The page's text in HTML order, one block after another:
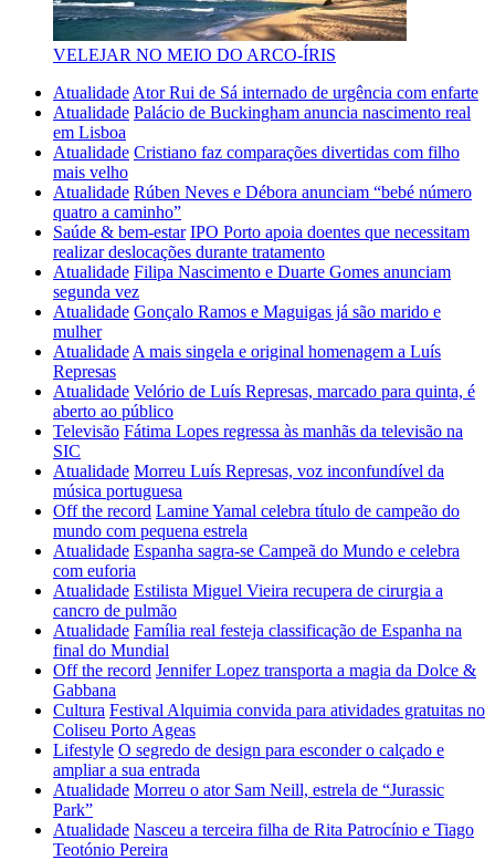
VELEJAR NO MEIO DO ARCO-ÍRIS
Atualidade Ator Rui de Sá internado de urgência com enfarte
Atualidade Palácio de Buckingham anuncia nascimento real
em Lisboa
Atualidade Cristiano faz comparações divertidas com filho
mais velho
Atualidade Rúben Neves e Débora anunciam “bebé número
quatro a caminho”
Saúde & bem-estar IPO Porto apoia doentes que necessitam
realizar deslocações durante tratamento
Atualidade Filipa Nascimento e Duarte Gomes anunciam
segunda vez
Atualidade Gonçalo Ramos e Maguigas já são marido e
mulher
Atualidade A mais singela e original homenagem a Luís
Represas
Atualidade Velório de Luís Represas, marcado para quinta, é
aberto ao público
Televisão Fátima Lopes regressa às manhãs da televisão na
SIC
Atualidade Morreu Luís Represas, voz inconfundível da
música portuguesa
Off the record Lamine Yamal celebra título de campeão do
mundo com pequena estrela
Atualidade Espanha sagra-se Campeã do Mundo e celebra
com euforia
Atualidade Estilista Miguel Vieira recupera de cirurgia a
cancro de pulmão
Atualidade Família real festeja classificação de Espanha na
final do Mundial
Off the record Jennifer Lopez transporta a magia da Dolce &
Gabbana
Cultura Festival Alquimia convida para atividades gratuitas no
Coliseu Porto Ageas
Lifestyle O segredo de design para esconder o calçado e
ampliar a sua entrada
Atualidade Morreu o ator Sam Neill, estrela de “Jurassic
Park”
Atualidade Nasceu a terceira filha de Rita Patrocínio e Tiago
Teotónio Pereira